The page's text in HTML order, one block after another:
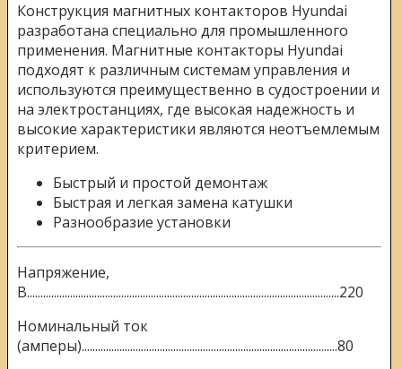
Конструкция магнитных контакторов Hyundai
разработана специально для промышленного
применения. Магнитные контакторы Hyundai
подходят к различным системам управления и
используются преимущественно в судостроении и
на электростанциях, где высокая надежность и
высокие характеристики являются неотъемлемым
критерием.
Быстрый и простой демонтаж
Быстрая и легкая замена катушки
Разнообразие установки
Напряжение,
В....................................................................................................................220
Номинальный ток
(амперы)...............................................................................................80